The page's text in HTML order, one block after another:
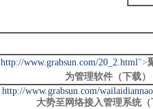
http://www.grabsun.com/20_2.html">
为管理软件（下载）
http://www.grabsun.com/
大势至网络接入管理系统（